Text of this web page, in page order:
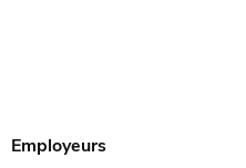
Employeurs